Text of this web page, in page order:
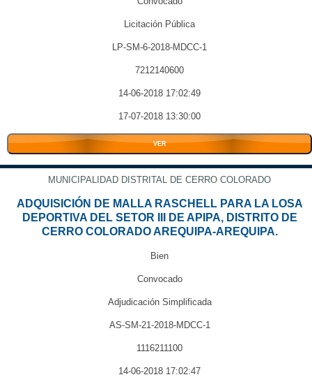
Licitación Pública
LP-SM-6-2018-MDCC-1
7212140600
14-06-2018 17:02:49
17-07-2018 13:30:00
VER
MUNICIPALIDAD DISTRITAL DE CERRO COLORADO
ADQUISICIÓN DE MALLA RASCHELL PARA LA LOSA
DEPORTIVA DEL SETOR III DE APIPA, DISTRITO DE
CERRO COLORADO AREQUIPA-AREQUIPA.
Bien
Convocado
Adjudicación Simplificada
AS-SM-21-2018-MDCC-1
1116211100
14-06-2018 17:02:47